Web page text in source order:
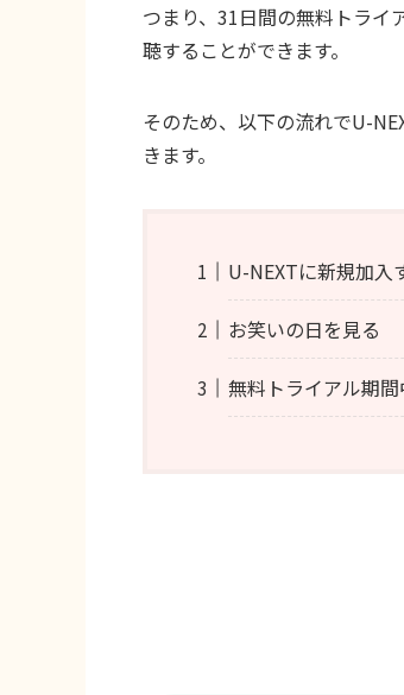
つまり、31日間の無料トライ
聴することができます。
そのため、以下の流れでU-
きます。
U-NEXTに新規加入
お笑いの日を見る
無料トライアル期